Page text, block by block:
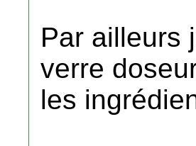
Par ailleurs
verre
les